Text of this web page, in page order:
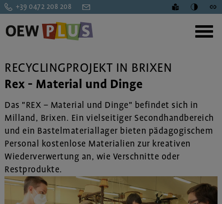
+39 0472 208 208
RECYCLINGPROJEKT IN BRIXEN
Rex - Material und Dinge
Das "REX – Material und Dinge" befindet sich in
Milland, Brixen. Ein vielseitiger Secondhandbereich
und ein Bastelmateriallager bieten pädagogischem
Personal kostenlose Materialien zur kreativen
Wiederverwertung an, wie Verschnitte oder
Restprodukte.